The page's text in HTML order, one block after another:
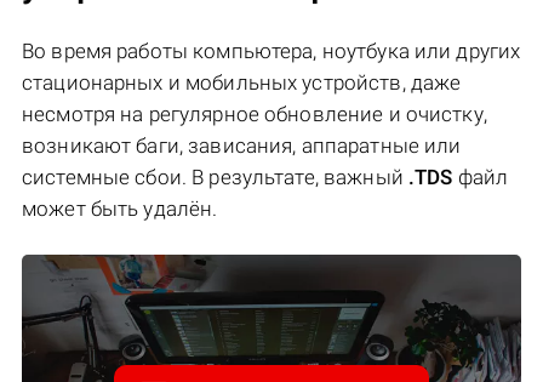
Во время работы компьютера, ноутбука или других
стационарных и мобильных устройств, даже
несмотря на регулярное обновление и очистку,
возникают баги, зависания, аппаратные или
системные сбои. В результате, важный .TDS файл
может быть удалён.